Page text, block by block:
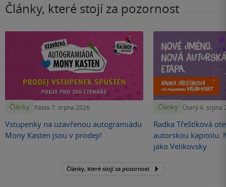
Články, které stojí za pozornost
Články Pátek 7. srpna 2026
Vstupenky na uzavřenou autogramiádu
Mony Kasten jsou v prodeji!
Články Úterý 4. srpna
Radka Třeštíková
autorskou kapitolu.
jako Velikovsky
Články, které stojí za pozornost